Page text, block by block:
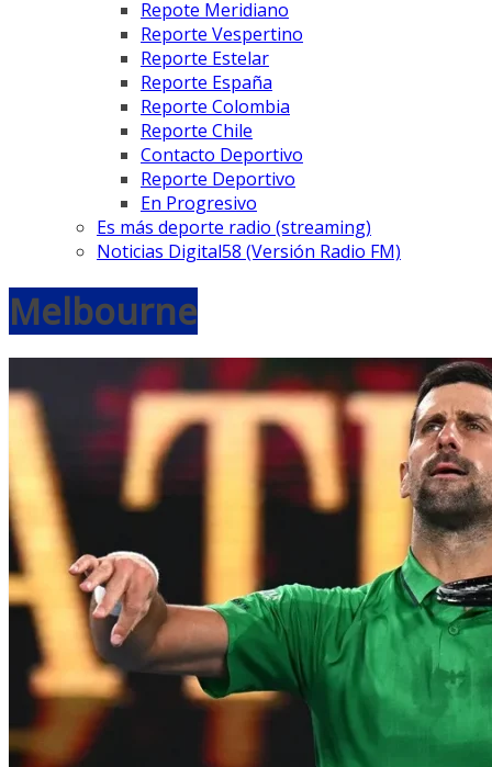
Repote Meridiano
Reporte Vespertino
Reporte Estelar
Reporte España
Reporte Colombia
Reporte Chile
Contacto Deportivo
Reporte Deportivo
En Progresivo
Es más deporte radio (streaming)
Noticias Digital58 (Versión Radio FM)
Melbourne